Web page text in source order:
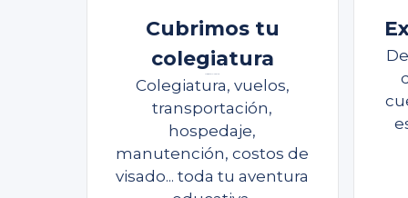
Cubrimos tu
colegiatura
Colegiatura, vuelos,
transportación,
hospedaje,
manutención, costos de
visado... toda tu aventura